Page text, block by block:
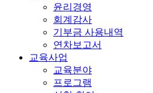
윤리경영
회계감사
기부금 사용내역
연차보고서
교육사업
교육분야
프로그램